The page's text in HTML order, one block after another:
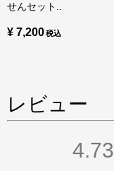
せんセット..
¥ 7,200
レビュー
4.73